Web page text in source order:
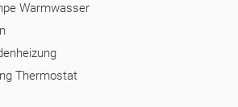
Warmwasser
Thermostat